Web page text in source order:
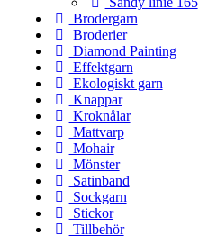
Brodergarn
Broderier
Diamond Painting
Effektgarn
Ekologiskt garn
Knappar
Kroknålar
Mattvarp
Mohair
Mönster
Satinband
Sockgarn
Stickor
Tillbehör